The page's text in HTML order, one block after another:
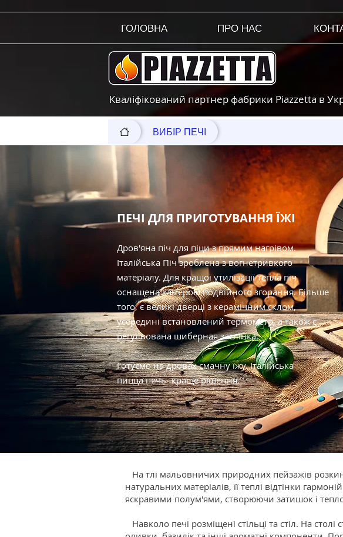
ГОЛОВНА ПРО НАС
Кваліфікований партнер фабрики Piazzetta в
ВИБІР ПЕЧІ
ПЕЧІ ДЛЯ ПРИГОТУВАННЯ ЇЖІ
Дров'яна піч для піци з прямим нагрівом.
Італійська Піч зроблена з вогнетривкого
матеріалу. Для кращої утилізації тепла піч
оснащена камерою подвійного згорання. Більше
того, є великі дверці з керамічним склом,
усередині встановлений термометр, а також є
регульована шиберная заслінка.
Готуємо на дровах смачну їжу. Італійська
пицца печь- краще рішення.
На тлі мальовничих природних пейзажів
натуральних матеріалів, її теплі відтінки
яскравими полум'ями, створюючи затишок і
Навколо печі розміщені стільці та стіл. На